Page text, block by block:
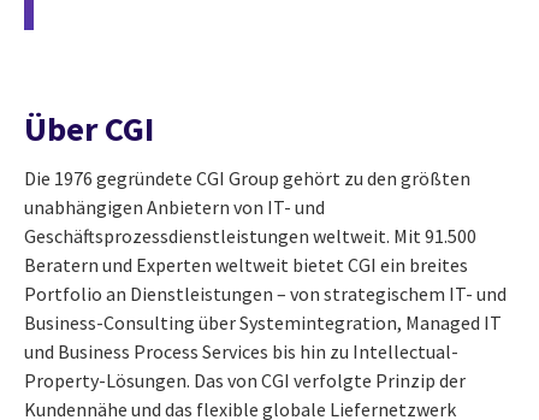
Über CGI
Die 1976 gegründete CGI Group gehört zu den größten
unabhängigen Anbietern von IT- und
Geschäftsprozessdienstleistungen weltweit. Mit 91.500
Beratern und Experten weltweit bietet CGI ein breites
Portfolio an Dienstleistungen – von strategischem IT- und
Business-Consulting über Systemintegration, Managed IT
und Business Process Services bis hin zu Intellectual-
Property-Lösungen. Das von CGI verfolgte Prinzip der
Kundennähe und das flexible globale Liefernetzwerk